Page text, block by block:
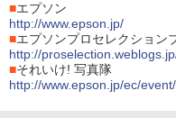
■エプソン
http://www.epson.jp/
■エプソンプロセレクション
http://
■それいけ! 写真隊
http://www.epson.jp/ec/